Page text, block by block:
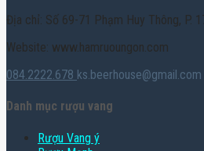
Địa chỉ: Số 69-71 Phạm Huy Thông, P.
Website: www.hamruoungon.com
084.2222.678 ks.beerhouse@gmail.com
Danh mục rượu vang
Rượu Vang ý